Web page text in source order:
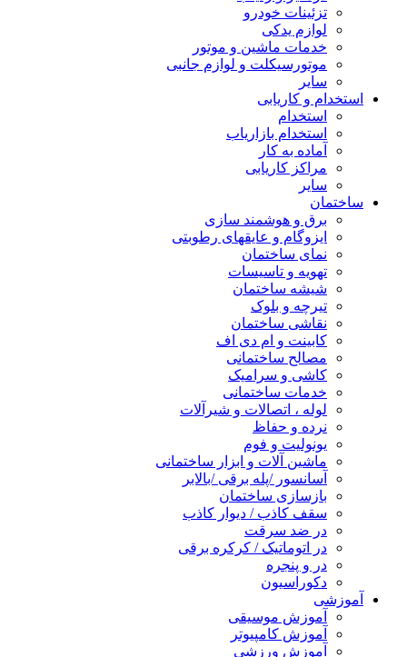
تزئینات خودرو
لوازم یدکی
خدمات ماشین و موتور
موتورسیکلت و لوازم جانبی
سایر
استخدام و کاریابی
استخدام
استخدام بازاریاب
آماده به کار
مراکز کاریابی
سایر
ساختمان
برق و هوشمند سازی
ایزوگام و عایقهای رطوبتی
نمای ساختمان
تهویه و تاسیسات
شیشه ساختمان
تیرچه و بلوک
نقاشی ساختمان
کابینت و ام دی اف
مصالح ساختمانی
کاشی و سرامیک
خدمات ساختمانی
لوله ، اتصالات و شیرآلات
نرده و حفاظ
یونولیت و فوم
ماشین آلات و ابزار ساختمانی
آسانسور /پله برقی /بالابر
بازسازی ساختمان
سقف کاذب / دیوار کاذب
در ضد سرقت
در اتوماتیک / کرکره برقی
در و پنجره
دکوراسیون
آموزشی
آموزش موسیقی
آموزش کامپیوتر
آموزش ورزشی